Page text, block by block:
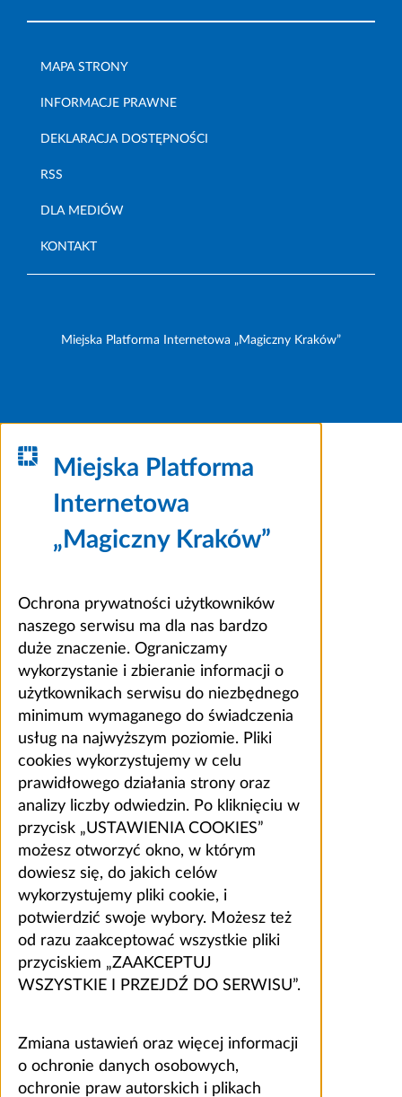
MAPA STRONY
INFORMACJE PRAWNE
DEKLARACJA DOSTĘPNOŚCI
RSS
DLA MEDIÓW
KONTAKT
Miejska Platforma Internetowa „Magiczny Kraków”
Miejska Platforma
Internetowa
„Magiczny Kraków”
Ochrona prywatności użytkowników
naszego serwisu ma dla nas bardzo
duże znaczenie. Ograniczamy
wykorzystanie i zbieranie informacji o
użytkownikach serwisu do niezbędnego
minimum wymaganego do świadczenia
usług na najwyższym poziomie. Pliki
cookies wykorzystujemy w celu
prawidłowego działania strony oraz
analizy liczby odwiedzin. Po kliknięciu w
przycisk „USTAWIENIA COOKIES”
możesz otworzyć okno, w którym
dowiesz się, do jakich celów
wykorzystujemy pliki cookie, i
potwierdzić swoje wybory. Możesz też
od razu zaakceptować wszystkie pliki
przyciskiem „ZAAKCEPTUJ
WSZYSTKIE I PRZEJDŹ DO SERWISU”.
Zmiana ustawień oraz więcej informacji
o ochronie danych osobowych,
ochronie praw autorskich i plikach